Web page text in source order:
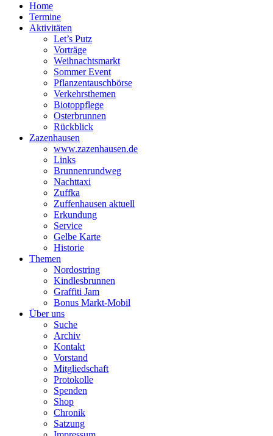
Home
Termine
Aktivitäten
Let’s Putz
Vorträge
Weihnachtsmarkt
Sommer Event
Pflanzentauschbörse
Verkehrsthemen
Biotoppflege
Osterbrunnen
Rückblick
Zazenhausen
www.zazenhausen.de
Links
Brunnenrundweg
Nachttaxi
Zuffka
Zuffenhausen aktuell
Erkundung
Service
Gelbe Karte
Historie
Themen
Nordostring
Kindlesbrunnen
Graffiti Jam
Bonus Markt-Mobil
Über uns
Suche
Archiv
Kontakt
Vorstand
Mitgliedschaft
Protokolle
Spenden
Shop
Chronik
Satzung